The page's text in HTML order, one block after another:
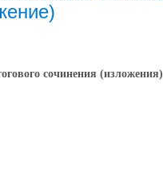
сочинения (изложения)